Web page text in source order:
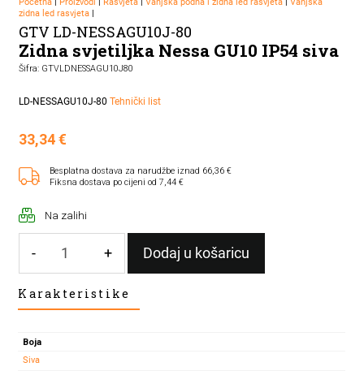
zidna led rasvjeta|
GTV LD-NESSAGU10J-80
Zidna svjetiljka Nessa GU10 IP54 siva
Šifra: GTVLDNESSAGU10J80
LD-NESSAGU10J-80 Tehnički list
33,34€
Besplatna dostava za narudžbe iznad 66,36 €
Fiksna dostava po cijeni od 7,44 €
Na zalihi
-
svjetiljka
IP54
siva
+ Dodaj u košaricu
Karakteristike
Boja
Siva